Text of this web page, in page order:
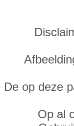
De op deze
Op al